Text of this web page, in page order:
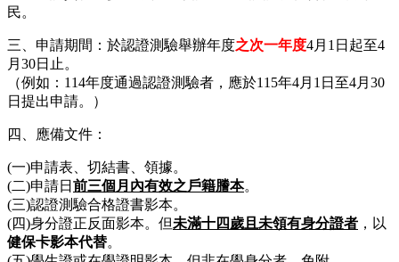
民。
三、申請期間：於認證測驗舉辦年度之次一年度4月1日起至4
月30日止。
（例如：114年度通過認證測驗者，應於115年4月1日至4月30
日提出申請。）
四、應備文件：
(一)申請表、切結書、領據。
(二)申請日 前三個月內有效之戶籍謄本。
(三)認證測驗合格證書影本。
(四)身分證正反面影本。但未滿十四歲且未領有身分證者 ，以
健保卡影本代替。